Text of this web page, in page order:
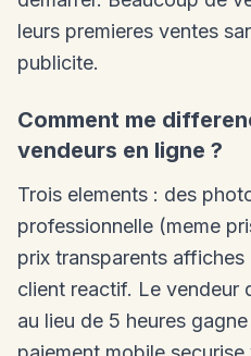
leurs premieres ventes
publicite.
Comment me
vendeurs en ligne ?
Trois elements : des
professionnelle (meme
prix transparents
client reactif. Le vendeur
au lieu de 5 heures